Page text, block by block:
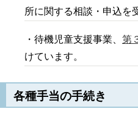
所に関する相談・申込を
・待機児童支援事業、 第
けています。
各種手当の手続き